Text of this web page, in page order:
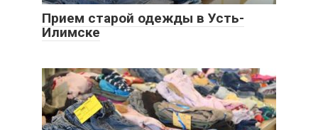
Прием старой одежды в Усть-
Илимске